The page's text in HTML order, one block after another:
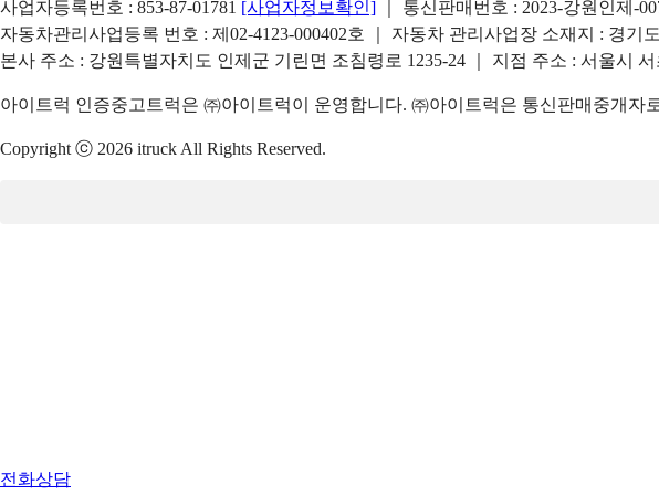
사업자등록번호 : 853-87-01781 [사업자정보확인]
｜ 통신판매번호 : 2023-강원인제-
자동차관리사업등록 번호 : 제02-4123-000402호 ｜ 자동차 관리사업장 소재지 : 경기
본사 주소 : 강원특별자치도 인제군 기린면 조침령로 1235-24 ｜ 지점 주소 : 서울시
아이트럭 인증중고트럭은 ㈜아이트럭이 운영합니다. ㈜아이트럭은 통신판매중개
Copyright ⓒ 2026 itruck All Rights Reserved.
전화상담